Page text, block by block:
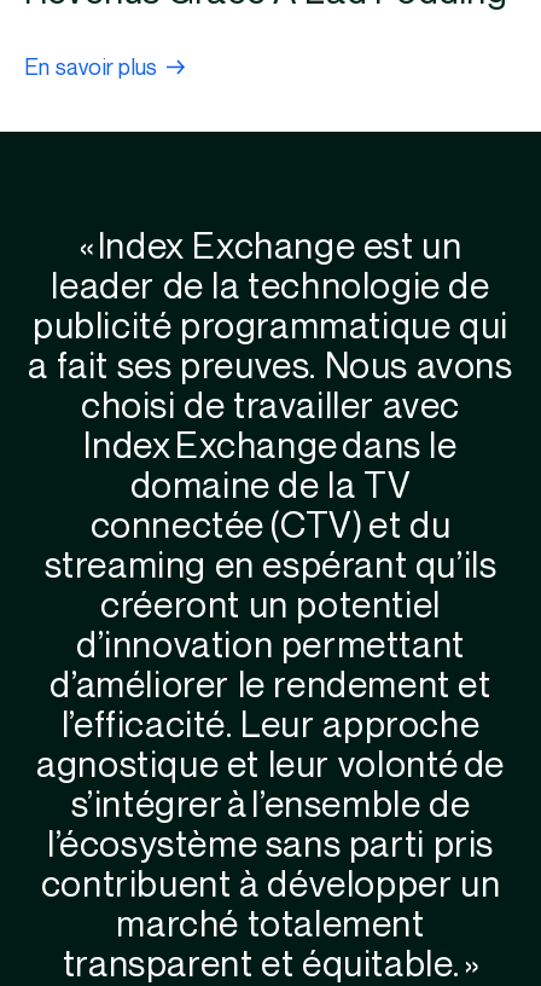
En savoir plus
« Index Exchange est un
leader de la technologie de
publicité programmatique qui
a fait ses preuves. Nous avons
choisi de travailler avec
Index Exchange dans le
domaine de la TV
connectée (CTV) et du
streaming en espérant qu’ils
créeront un potentiel
d’innovation permettant
d’améliorer le rendement et
l’efficacité. Leur approche
agnostique et leur volonté de
s’intégrer à l’ensemble de
l’écosystème sans parti pris
contribuent à développer un
marché totalement
transparent et équitable. »